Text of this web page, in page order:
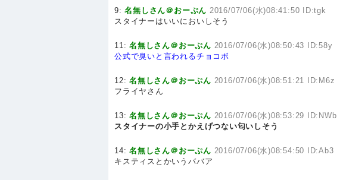
9:名無しさん＠おーぷん 2016/07/06(水)08:41:50 ID:tgk
スタイナーはいいにおいしそう
11:名無しさん＠おーぷん 2016/07/06(水)08:50:43 ID:58y
公式で臭いと言われるチョコボ
12:名無しさん＠おーぷん 2016/07/06(水)08:51:21 ID:M6z
フライヤさん
13:名無しさん＠おーぷん 2016/07/06(水)08:53:29 ID:NWb
スタイナーの小手とかえげつない匂いしそう
14:名無しさん＠おーぷん 2016/07/06(水)08:54:50 ID:Ab3
キスティスとかいうババア